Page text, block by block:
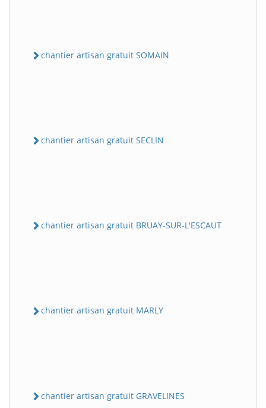
chantier artisan gratuit SOMAIN
chantier artisan gratuit SECLIN
chantier artisan gratuit BRUAY-SUR-L'ESCAUT
chantier artisan gratuit MARLY
chantier artisan gratuit GRAVELINES